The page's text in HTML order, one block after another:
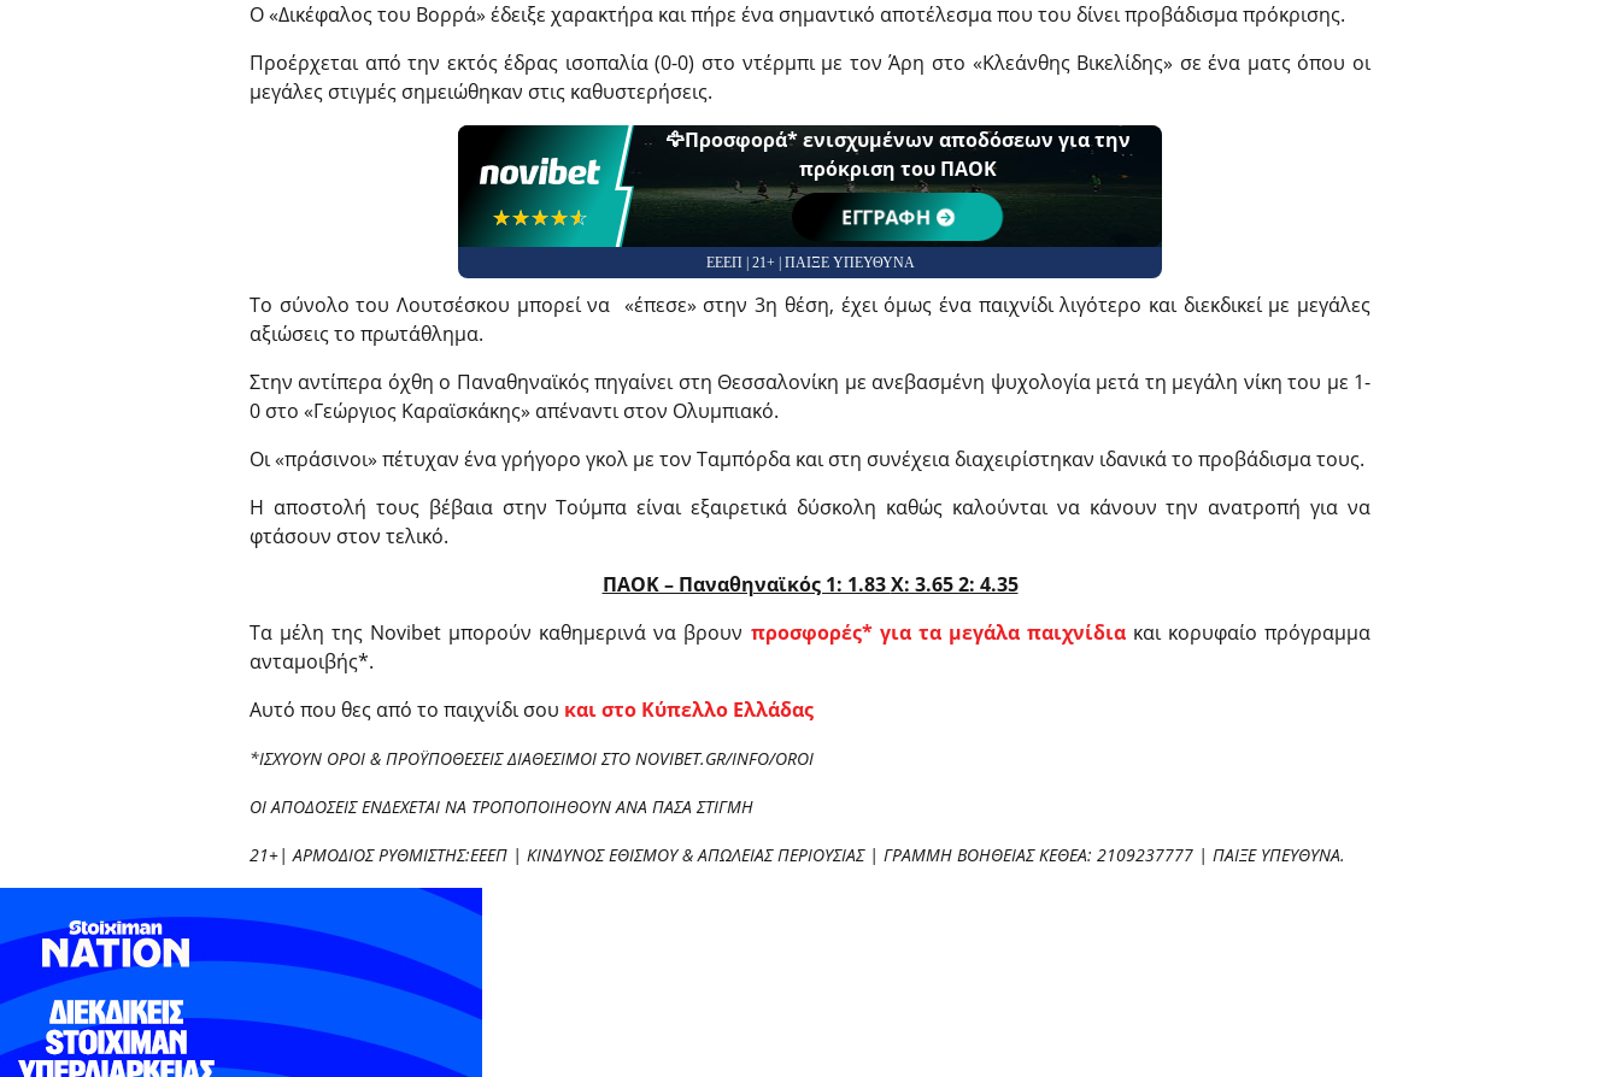
Ο «Δικέφαλος του Βορρά» έδειξε χαρακτήρα και πήρε ένα σημαντικό αποτέλεσμα που του δίνει προβάδισμα πρόκρισης.
Προέρχεται από την εκτός έδρας ισοπαλία (0-0) στο ντέρμπι με τον Άρη στο «Κλεάνθης Βικελίδης» σε ένα ματς όπου οι
μεγάλες στιγμές σημειώθηκαν στις καθυστερήσεις.
☆☆☆☆☆
★★★★★
🦅Προσφορά* ενισχυμένων αποδόσεων για την
πρόκριση του ΠΑΟΚ
ΕΓΓΡΑΦΗ
ΕΕΕΠ | 21+ | ΠΑΙΞΕ ΥΠΕΥΘΥΝΑ
Το σύνολο του Λουτσέσκου μπορεί να «έπεσε» στην 3η θέση, έχει όμως ένα παιχνίδι λιγότερο και διεκδικεί με μεγάλες
αξιώσεις το πρωτάθλημα.
Στην αντίπερα όχθη ο Παναθηναϊκός πηγαίνει στη Θεσσαλονίκη με ανεβασμένη ψυχολογία μετά τη μεγάλη νίκη του με 1-
0 στο «Γεώργιος Καραϊσκάκης» απέναντι στον Ολυμπιακό.
Οι «πράσινοι» πέτυχαν ένα γρήγορο γκολ με τον Ταμπόρδα και στη συνέχεια διαχειρίστηκαν ιδανικά το προβάδισμα τους.
Η αποστολή τους βέβαια στην Τούμπα είναι εξαιρετικά δύσκολη καθώς καλούνται να κάνουν την ανατροπή για να
φτάσουν στον τελικό.
ΠΑΟΚ – Παναθηναϊκός 1: 1.83X: 3.65 2: 4.35
Τα μέλη της Novibet μπορούν καθημερινά να βρουν προσφορές* για τα μεγάλα παιχνίδιακαι κορυφαίο πρόγραμμα
ανταμοιβής*.
Αυτό που θες από το παιχνίδι σου και στο Κύπελλο Ελλάδας
*ΙΣΧΥΟΥΝ ΟΡΟΙ & ΠΡΟΫΠΟΘΕΣΕΙΣ ΔΙΑΘΕΣΙΜΟΙ ΣΤΟ NOVIBET.GR/INFO/OROI
ΟΙ ΑΠΟΔΟΣΕΙΣ ΕΝΔΕΧΕΤΑΙ ΝΑ ΤΡΟΠΟΠΟΙΗΘΟΥΝ ΑΝΑ ΠΑΣΑ ΣΤΙΓΜΗ
21+| ΑΡΜΟΔΙΟΣ ΡΥΘΜΙΣΤΗΣ:ΕΕΕΠ | ΚΙΝΔΥΝΟΣ ΕΘΙΣΜΟΥ & ΑΠΩΛΕΙΑΣ ΠΕΡΙΟΥΣΙΑΣ | ΓΡΑΜΜΗ ΒΟΗΘΕΙΑΣ ΚΕΘΕΑ: 2109237777 | ΠΑΙΞΕ ΥΠΕΥΘΥΝΑ.